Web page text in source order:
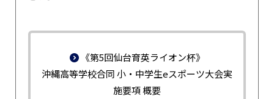
《第5回仙台育英ライオン杯》
沖縄高等学校合同 小・中学生eスポーツ大会実
施要項 概要